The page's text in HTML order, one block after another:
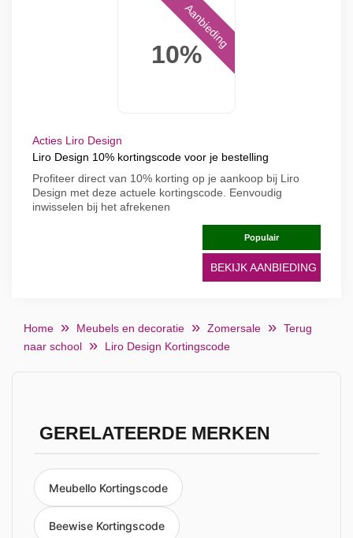
10%
Aanbieding
Acties Liro Design
Liro Design 10% kortingscode voor je bestelling
Profiteer direct van 10% korting op je aankoop bij Liro
Design met deze actuele kortingscode. Eenvoudig
inwisselen bij het afrekenen
Populair
BEKIJK AANBIEDING
Home Meubels en decoratie Zomersale
Terug
naar school
Liro Design Kortingscode
GERELATEERDE MERKEN
Meubello Kortingscode
Beewise Kortingscode